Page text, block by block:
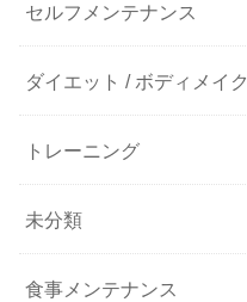
セルフメンテナンス
ダイエット / ボディメイク
トレーニング
未分類
食事メンテナンス